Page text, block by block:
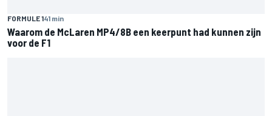
FORMULE 141 min
Waarom de McLaren MP4/8B een keerpunt had kunnen zijn
voor de F1